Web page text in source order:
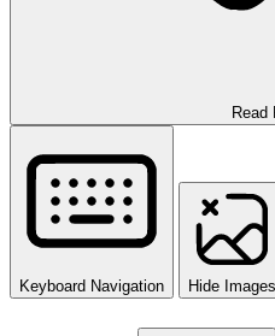
Read
Keyboard Navigation Hide Images